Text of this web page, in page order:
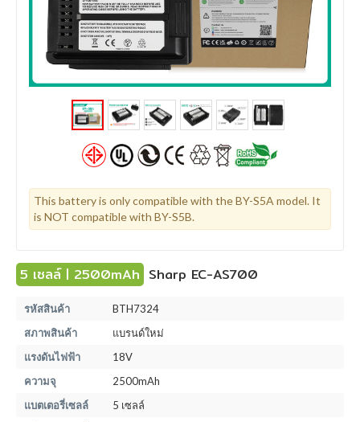
This battery is only compatible with the BY-S5A model. It
is NOT compatible with BY-S5B.
5 เซลล์ | 2500mAh Sharp EC-AS700
รหัสสินค้า
BTH7324
สภาพสินค้า
แบรนด์ใหม่
แรงดันไฟฟ้า
18V
ความจุ
2500mAh
แบตเตอรี่เซลล์
5 เซลล์